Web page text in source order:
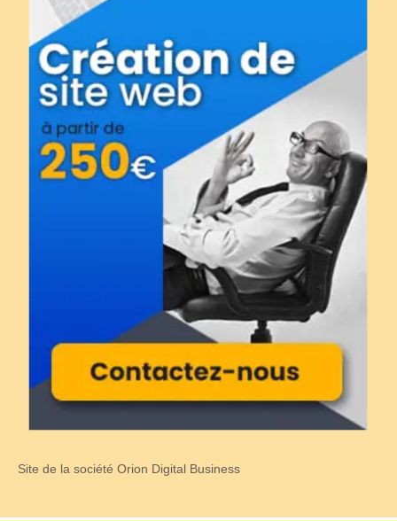
Site de la société Orion Digital Business